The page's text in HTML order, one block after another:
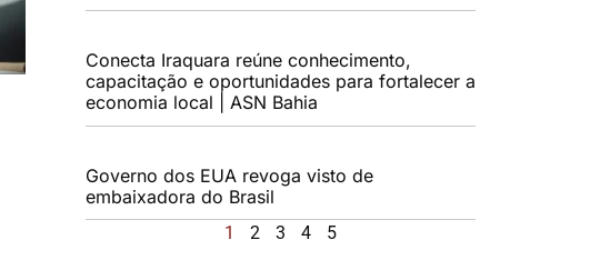
Conecta Iraquara reúne conhecimento,
capacitação e oportunidades para fortalecer a
economia local | ASN Bahia
Governo dos EUA revoga visto de
embaixadora do Brasil
1 2 3 4 5